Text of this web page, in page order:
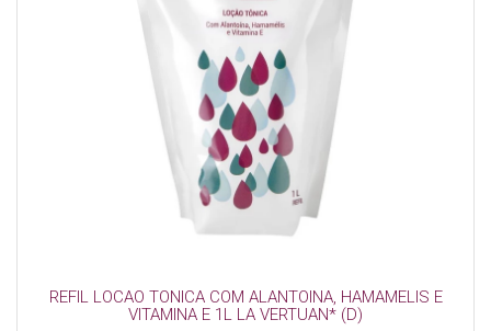
REFIL LOCAO TONICA COM ALANTOINA, HAMAMELIS E
VITAMINA E 1L LA VERTUAN* (D)